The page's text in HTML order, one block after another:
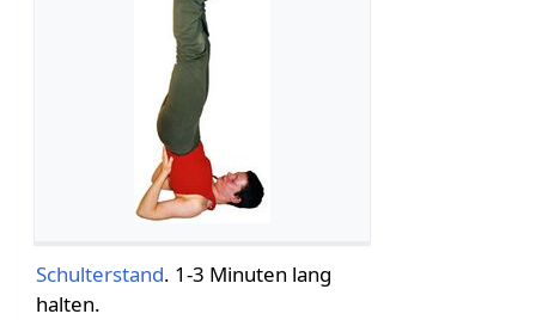
Schulterstand. 1-3 Minuten lang
halten.